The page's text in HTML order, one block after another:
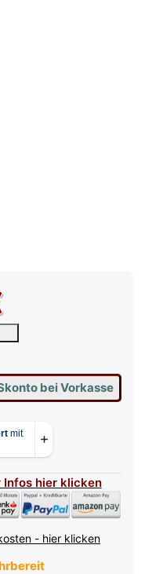
empfohlene
bei Vorkasse
Infos hier klicken
- hier klicken